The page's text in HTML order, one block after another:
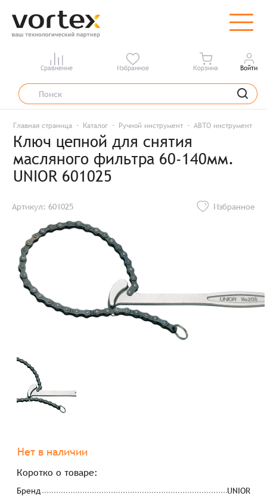
Сравнение Избранное Корзина Войти
Главная страница Каталог Ручной инструмент АВТО инструмент
Ключ цепной для снятия
масляного фильтра 60-140мм.
UNIOR 601025
Артикул: 601025 Избранное
Нет в наличии
Коротко о товаре:
Бренд
UNIOR